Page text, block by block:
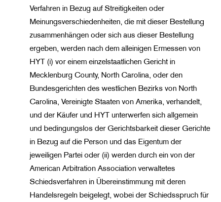
Verfahren in Bezug auf Streitigkeiten oder
Meinungsverschiedenheiten, die mit dieser Bestellung
zusammenhängen oder sich aus dieser Bestellung
ergeben, werden nach dem alleinigen Ermessen von
HYT (i) vor einem einzelstaatlichen Gericht in
Mecklenburg County, North Carolina, oder den
Bundesgerichten des westlichen Bezirks von North
Carolina, Vereinigte Staaten von Amerika, verhandelt,
und der Käufer und HYT unterwerfen sich allgemein
und bedingungslos der Gerichtsbarkeit dieser Gerichte
in Bezug auf die Person und das Eigentum der
jeweiligen Partei oder (ii) werden durch ein von der
American Arbitration Association verwaltetes
Schiedsverfahren in Übereinstimmung mit deren
Handelsregeln beigelegt, wobei der Schiedsspruch für